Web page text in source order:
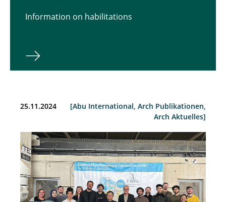
Information on habilitations
25.11.2024
[Abu International, Arch Publikationen,
Arch Aktuelles]